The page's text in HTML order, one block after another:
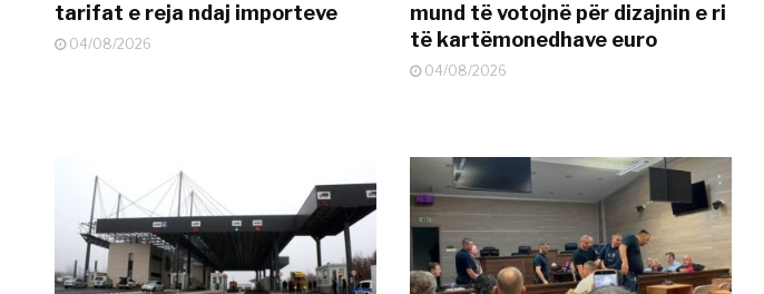
tarifat e reja ndaj importeve
04/08/2026
mund të votojnë për dizajnin e ri
të kartëmonedhave euro
04/08/2026